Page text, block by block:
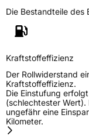
Herstellerkontakt
Die Bestandteile des
Kraftstoffeffizienz
Der Rollwiderstand
Kraftstoffeffizienz.
Die Einstufung
(schlechtester Wert).
ungefähr eine
Kilometer.